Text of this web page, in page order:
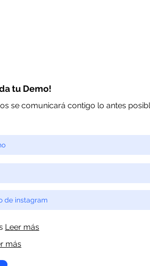
tu Demo!
se comunicará contigo lo antes
Leer más
más